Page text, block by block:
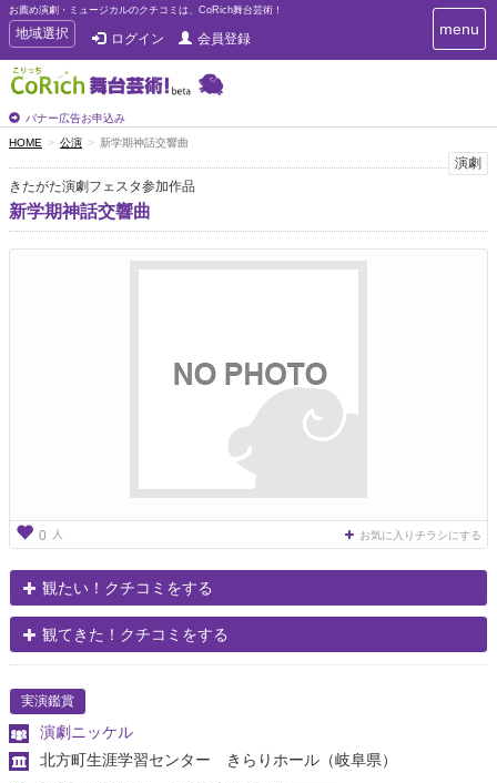
お薦め演劇・ミュージカルのクチコミは、CoRich舞台芸術！
T
o
g
g
e
n
a
v
i
g
地域選択 ログイン 会員登録
バナー広告お申込み
T
o
i
g
menu
HOME 公演 新学期神話交響曲
演劇
きたがた演劇フェスタ参加作品
新学期神話交響曲
0 人 お気に入りチラシにする
観たい！クチコミをする
観てきた！クチコミをする
実演鑑賞
演劇ニッケル
北方町生涯学習センター きらりホール （岐阜県）